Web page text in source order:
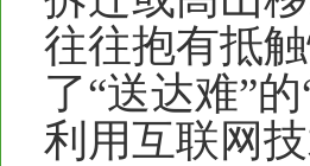
往往抱有抵
了“送达难”
利用互联网